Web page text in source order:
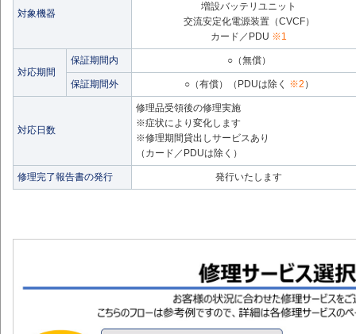
対象機器
増設バッテリユニット
交流安定化電源装置（CVCF）
カード／PDU ※1
対応期間
保証期間内 ○（無償）
保証期間外 ○（有償）（PDUは除く ※2 ）
対応日数
修理品受領後の修理実施
※症状により変化します
※修理期間貸出しサービスあり
（カード／PDUは除く）
修理完了報告書の発行 発行いたします